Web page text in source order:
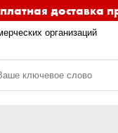
доставка
организаций